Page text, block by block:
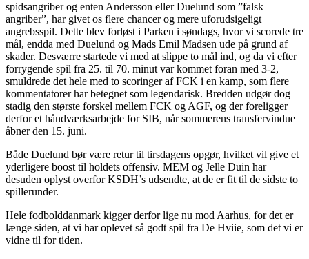
spidsangriber og enten Andersson eller Duelund som ”falsk
angriber”, har givet os flere chancer og mere uforudsigeligt
angrebsspil. Dette blev forløst i Parken i søndags, hvor vi scorede tre
mål, endda med Duelund og Mads Emil Madsen ude på grund af
skader. Desværre startede vi med at slippe to mål ind, og da vi efter
forrygende spil fra 25. til 70. minut var kommet foran med 3-2,
smuldrede det hele med to scoringer af FCK i en kamp, som flere
kommentatorer har betegnet som legendarisk. Bredden udgør dog
stadig den største forskel mellem FCK og AGF, og der foreligger
derfor et håndværksarbejde for SIB, når sommerens transfervindue
åbner den 15. juni.
Både Duelund bør være retur til tirsdagens opgør, hvilket vil give et
yderligere boost til holdets offensiv. MEM og Jelle Duin har
desuden oplyst overfor KSDH’s udsendte, at de er fit til de sidste to
spillerunder.
Hele fodbolddanmark kigger derfor lige nu mod Aarhus, for det er
længe siden, at vi har oplevet så godt spil fra De Hviie, som det vi er
vidne til for tiden.